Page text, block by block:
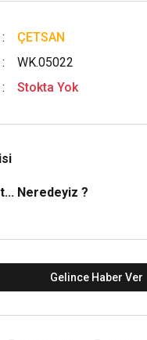
ÇETSAN
WK.05022
Stokta Yok
Neredeyiz ?
Gelince Haber Ver